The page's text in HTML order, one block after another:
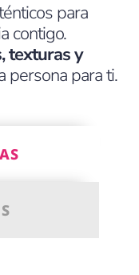
para
contigo.
texturas y
persona para ti.